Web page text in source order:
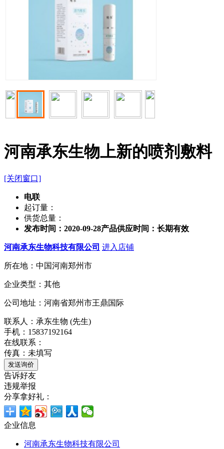
河南承东生物上新的喷剂敷料
[关闭窗口]
电联
起订量：
供货总量：
发布时间：2020-09-28产品供应时间：长期有效
河南承东生物科技有限公司 进入店铺
所在地：中国河南郑州市
企业类型：其他
公司地址：河南省郑州市王鼎国际
联系人：承东生物 (先生)
手机：15837192164
在线联系：
传真：未填写
告诉好友
违规举报
分享拿好礼：
企业信息
河南承东生物科技有限公司